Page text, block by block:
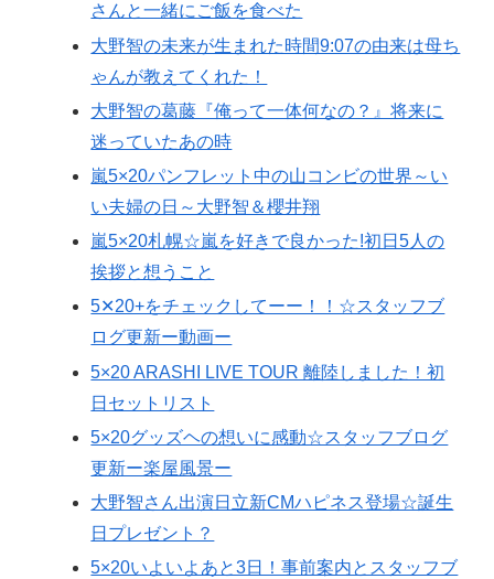
さんと一緒にご飯を食べた
大野智の未来が生まれた時間9:07の由来は母ち
ゃんが教えてくれた！
大野智の葛藤『俺って一体何なの？』将来に
迷っていたあの時
嵐5×20パンフレット中の山コンビの世界～い
い夫婦の日～大野智＆櫻井翔
嵐5×20札幌☆嵐を好きで良かった!初日5人の
挨拶と想うこと
5✕20+をチェックしてーー！！☆スタッフブ
ログ更新ー動画ー
5×20 ARASHI LIVE TOUR 離陸しました！初
日セットリスト
5×20グッズヘの想いに感動☆スタッフブログ
更新ー楽屋風景ー
大野智さん出演日立新CMハピネス登場☆誕生
日プレゼント？
5×20いよいよあと3日！事前案内とスタッフブ